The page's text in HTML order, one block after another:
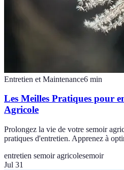
Entretien et Maintenance6 min
Les Meilles Pratiques pour
Agricole
Prolongez la vie de votre semoir
pratiques d'entretien. Apprenez à
entretien semoir agricolesemoir
Jul 31